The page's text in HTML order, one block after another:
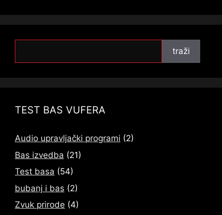
traži
TEST BAS VUFERA
Audio upravljački programi (2)
Bas izvedba (21)
Test basa (54)
bubanj i bas (2)
Zvuk prirode (4)